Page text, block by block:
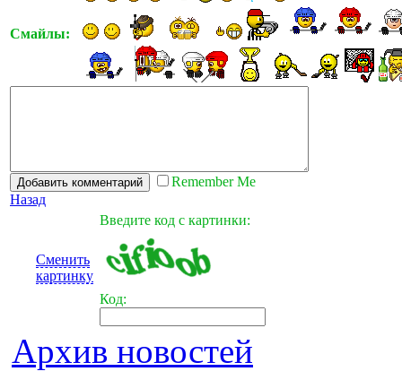
Смайлы:
Remember Me
Назад
Сменить
картинку
Введите код с картинки:
Код:
Архив новостей